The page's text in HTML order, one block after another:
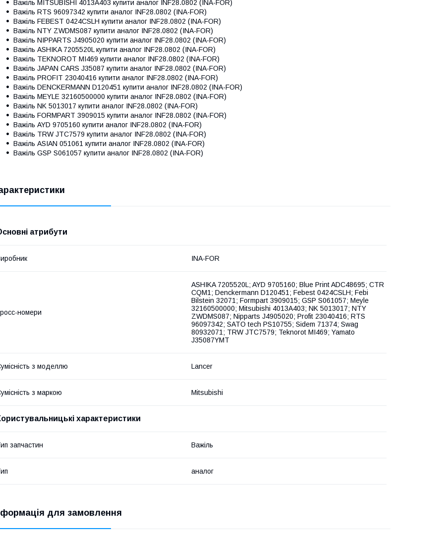
Важіль MITSUBISHI 4013A403 купити аналог INF28.0802 (INA-FOR)
Важіль RTS 96097342 купити аналог INF28.0802 (INA-FOR)
Важіль FEBEST 0424CSLH купити аналог INF28.0802 (INA-FOR)
Важіль NTY ZWDMS087 купити аналог INF28.0802 (INA-FOR)
Важіль NIPPARTS J4905020 купити аналог INF28.0802 (INA-FOR)
Важіль ASHIKA 7205520L купити аналог INF28.0802 (INA-FOR)
Важіль TEKNOROT MI469 купити аналог INF28.0802 (INA-FOR)
Важіль JAPAN CARS J35087 купити аналог INF28.0802 (INA-FOR)
Важіль PROFIT 23040416 купити аналог INF28.0802 (INA-FOR)
Важіль DENCKERMANN D120451 купити аналог INF28.0802 (INA-FOR)
Важіль MEYLE 32160500000 купити аналог INF28.0802 (INA-FOR)
Важіль NK 5013017 купити аналог INF28.0802 (INA-FOR)
Важіль FORMPART 3909015 купити аналог INF28.0802 (INA-FOR)
Важіль AYD 9705160 купити аналог INF28.0802 (INA-FOR)
Важіль TRW JTC7579 купити аналог INF28.0802 (INA-FOR)
Важіль ASIAN 051061 купити аналог INF28.0802 (INA-FOR)
Важіль GSP S061057 купити аналог INF28.0802 (INA-FOR)
атрибути
INA-FOR
номери
ASHIKA 7205520L; AYD 9705160; Blue Print ADC48695; CTR
CQM1; Denckermann D120451; Febest 0424CSLH; Febi
Bilstein 32071; Formpart 3909015; GSP S061057; Meyle
32160500000; Mitsubishi 4013A403; NK 5013017; NTY
ZWDMS087; Nipparts J4905020; Profit 23040416; RTS
96097342; SATO tech PS10755; Sidem 71374; Swag
80932071; TRW JTC7579; Teknorot MI469; Yamato
J35087YMT
з моделлю Lancer
з маркою Mitsubishi
характеристики
запчастин Важіль
аналог
для замовлення